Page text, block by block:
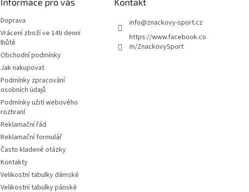
Doprava
Vrácení zboží ve 14ti denní
lhůtě
Obchodní podmínky
Jak nakupovat
Podmínky zpracování
osobních údajů
Podmínky užití webového
rozhraní
Reklamační řád
Reklamační formulář
Často kladené otázky
Kontakty
Velikostní tabulky dámské
Velikostní tabulky pánské
info@znackovy-sport.cz
https://www.facebook.co
m/ZnackovySport